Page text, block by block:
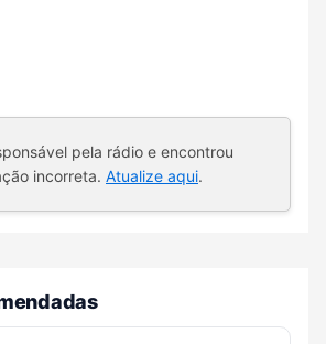
pela rádio e encontrou
incorreta. Atualize aqui.